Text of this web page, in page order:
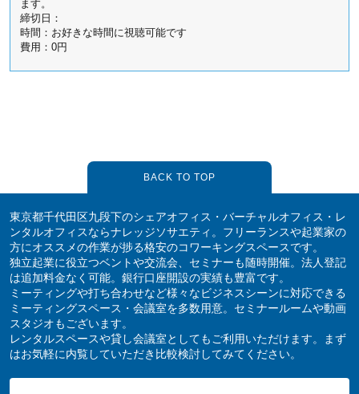
ます。
締切日：
時間：お好きな時間に視聴可能です
費用：0円
BACK TO TOP
東京都千代田区九段下のシェアオフィス・バーチャルオフィス・レ
ンタルオフィスならナレッジソサエティ。フリーランスや起業家の
方にオススメの作業が捗る格安のコワーキングスペースです。
独立起業に役立つベントや交流会、セミナーも随時開催。法人登記
は追加料金なく可能。銀行口座開設の実績も豊富です。
ミーティングや打ち合わせなど様々なビジネスシーンに対応できる
ミーティングスペース・会議室を多数用意。セミナールームや動画
スタジオもございます。
レンタルスペースや貸し会議室としてもご利用いただけます。まず
はお気軽に内覧していただき比較検討してみてください。